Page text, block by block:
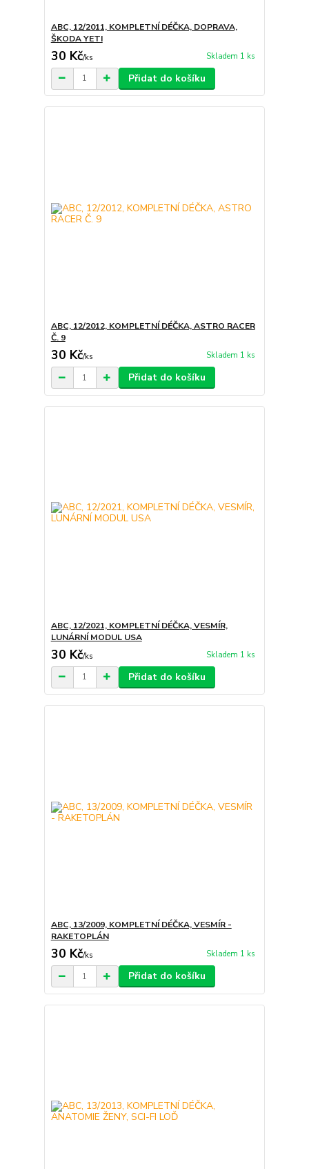
ABC, 12/2011, KOMPLETNÍ DÉČKA, DOPRAVA,
ŠKODA YETI
30 Kč/ks Skladem 1 ks
Přidat do košíku
ABC, 12/2012, KOMPLETNÍ DÉČKA, ASTRO RACER
Č. 9
30 Kč/ks Skladem 1 ks
Přidat do košíku
ABC, 12/2021, KOMPLETNÍ DÉČKA, VESMÍR,
LUNÁRNÍ MODUL USA
30 Kč/ks Skladem 1 ks
Přidat do košíku
ABC, 13/2009, KOMPLETNÍ DÉČKA, VESMÍR -
RAKETOPLÁN
30 Kč/ks Skladem 1 ks
Přidat do košíku